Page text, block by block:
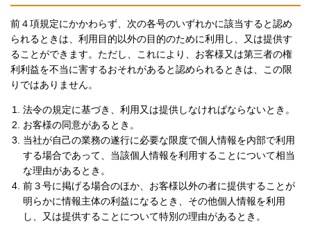
前４項規定にかかわらず、次の各号のいずれかに該当すると認め
られるときは、利用目的以外の目的のために利用し、又は提供す
ることができます。ただし、これにより、お客様又は第三者の権
利利益を不当に害するおそれがあると認められるときは、この限
りではありません。
法令の規定に基づき、利用又は提供しなければならないとき。
お客様の同意があるとき。
当社が自己の業務の遂行に必要な限度で個人情報を内部で利用
する場合であって、当該個人情報を利用することについて相当
な理由があるとき。
前３号に掲げる場合のほか、お客様以外の者に提供することが
明らかに情報主体の利益になるとき、その他個人情報を利用
し、又は提供することについて特別の理由があるとき。